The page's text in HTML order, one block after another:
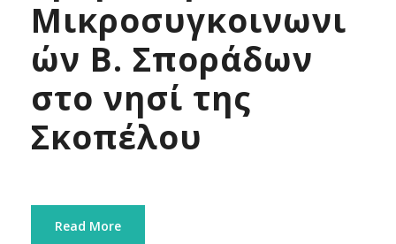
Μικροσυγκοινωνι
ών Β. Σποράδων
στο νησί της
Σκοπέλου
Read More